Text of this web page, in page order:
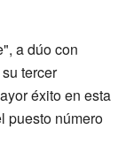
a dúo con
tercer
éxito en esta
puesto número